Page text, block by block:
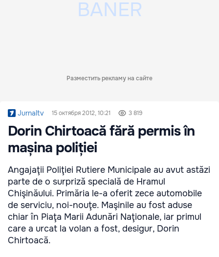
Разместить рекламу на сайте
Jurnaltv 15 октября 2012, 10:21 3 819
Dorin Chirtoacă fără permis în
mașina poliției
Angajaţii Poliţiei Rutiere Municipale au avut astăzi
parte de o surpriză specială de Hramul
Chişinăului. Primăria le-a oferit zece automobile
de serviciu, noi-nouţe. Maşinile au fost aduse
chiar în Piaţa Marii Adunări Naţionale, iar primul
care a urcat la volan a fost, desigur, Dorin
Chirtoacă.